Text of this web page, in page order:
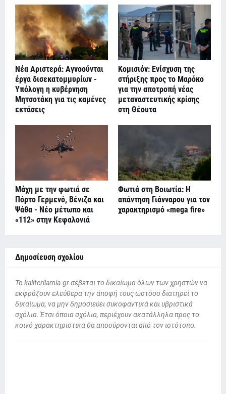
Νέα Αριστερά: Αγνοούνται
έργα δισεκατομμυρίων -
Υπόλογη η κυβέρνηση
Μητσοτάκη για τις καμένες
εκτάσεις
Κομισιόν: Ενίσχυση της
στήριξης προς το Μαρόκο
για την αποτροπή νέας
μεταναστευτικής κρίσης
στη Θέουτα
Μάχη με την φωτιά σε
Πόρτο Γερμενό, Βένιζα και
Ψάθα - Νέο μέτωπο και
«112» στην Κεφαλονιά
Φωτιά στη Βοιωτία: Η
απάντηση Γιάνναρου για τον
χαρακτηρισμό «mega fire»
Δημοσίευση σχολίου
To kaliterilamia.gr σέβεται το δικαίωμα όλων των χρηστών να
εκφράζουν ελεύθερα την άποψή τους ωστόσο διατηρεί το
δικαίωμα, να μην δημοσιεύει συκοφαντικά και υβριστικά
σχόλια. Έτσι όποια σχόλια, περιέχουν ακατάλληλα προς το
κοινό χαρακτηριστικά θα αποσύρονται από τον ιστότοπο.